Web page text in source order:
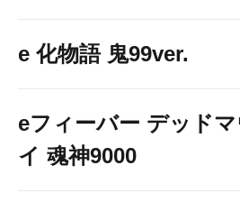
e 化物語 鬼99ver.
eフィーバー デッド
イ 魂神9000